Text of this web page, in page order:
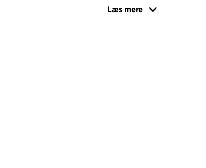
to rækker af byrækkehuse er der entréer,
Læs mere